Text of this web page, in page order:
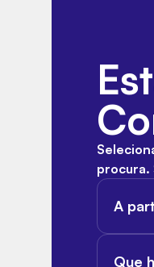
procura.
A
Crianças
Que